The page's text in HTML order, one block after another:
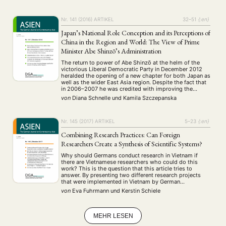
MITGLIEDSCHAFT STUDIUM DATENSCHUTZERKLÄRUNG
MITGLIEDERBEREICH KONTAKT SPENDEN SIE JETZT!
ENGLISH
Nr. 141 (2016) ARTIKEL 32–51 {:en}
Japan’s National Role Conception and its Perceptions of
China in the Region and World: The View of Prime
Minister Abe Shinzō’s Administration
The return to power of Abe Shinzō at the helm of the
victorious Liberal Democratic Party in December 2012
heralded the opening of a new chapter for both Japan as
well as the wider East Asia region. Despite the fact that
in 2006–2007 he was credited with improving the
relationship with Beijing after the preceding …
von Diana Schnelle und Kamila Szczepanska
Nr. 145 (2017) ARTIKEL 5–23 {:en}
Combining Research Practices: Can Foreign
Researchers Create a Synthesis of Scientific Systems?
Why should Germans conduct research in Vietnam if
there are Vietnamese researchers who could do this
work? This is the question that this article tries to
answer. By presenting two different research projects
that were implemented in Vietnam by German
researchers, the special role that what we call the
“transcultural researcher” holds will be analyzed. …
von Eva Fuhrmann und Kerstin Schiele
MEHR LESEN